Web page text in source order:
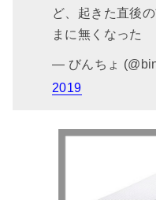
ど、起きた直後
まに無くなった
— びんちょ
2019